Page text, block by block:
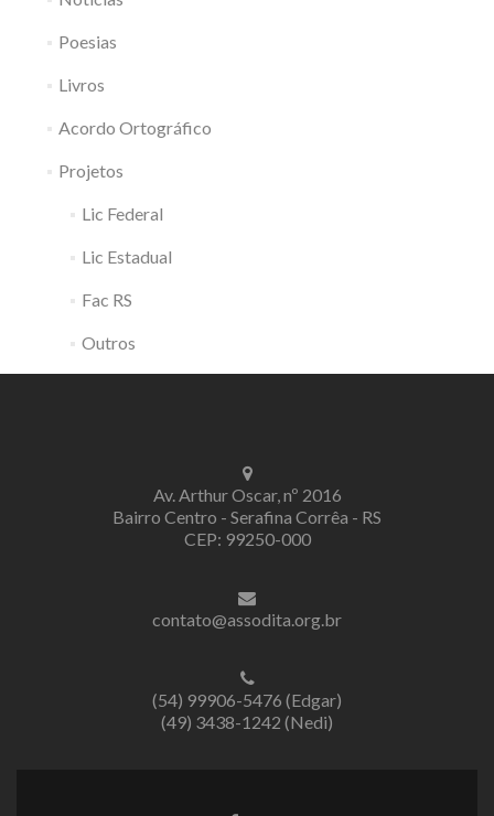
Poesias
Livros
Acordo Ortográfico
Projetos
Lic Federal
Lic Estadual
Fac RS
Outros
Av. Arthur Oscar, nº 2016
Bairro Centro - Serafina Corrêa - RS
CEP: 99250-000
contato@assodita.org.br
(54) 99906-5476 (Edgar)
(49) 3438-1242 (Nedi)